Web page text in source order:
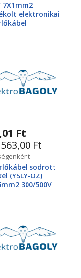
7X1mm2
elektronikai
Ft
563,00 Ft
sodrott
(YSLY-OZ)
300/500V